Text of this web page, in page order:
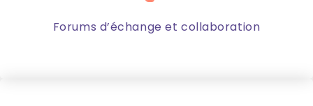
Forums d’échange et collaboration